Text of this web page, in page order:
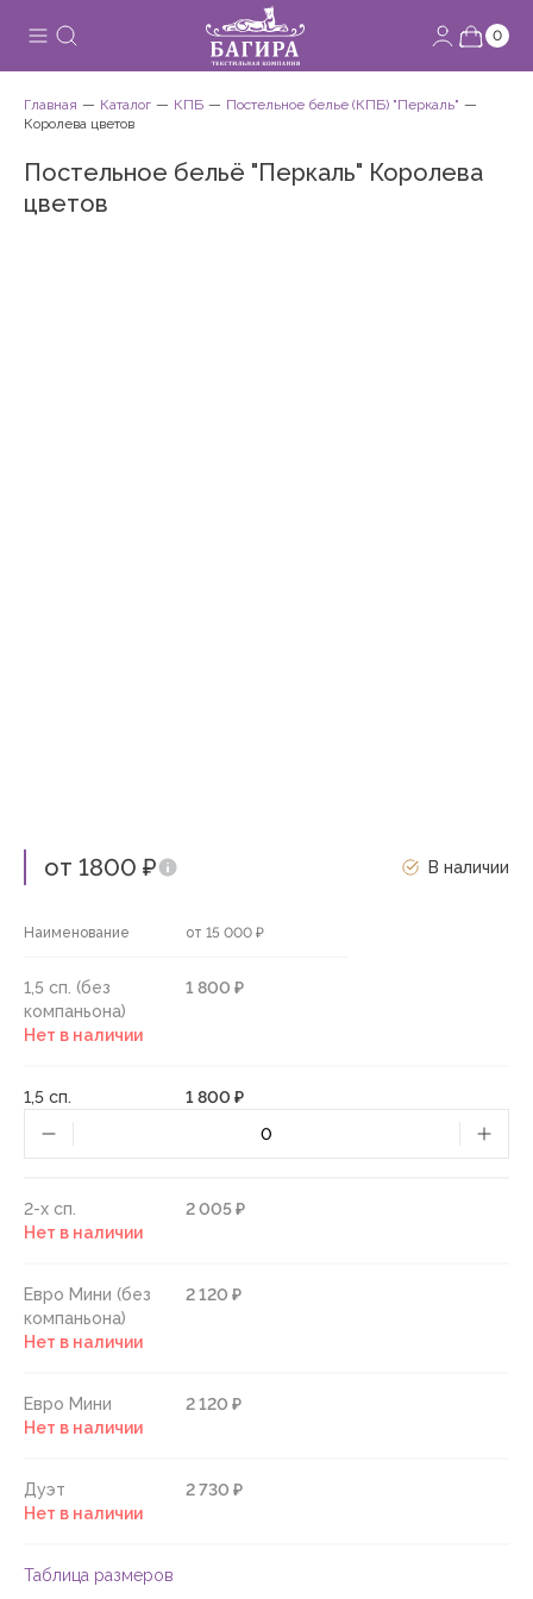
0
Главная Каталог КПБ
Постельное белье (КПБ) "Перкаль"
Королева цветов
Постельное бельё "Перкаль" Королева
цветов
от 1800 ₽ В наличии
Наименование от 15 000 ₽
1,5 сп. (без
компаньона)
1 800 ₽
Нет в наличии
1,5 сп. 1 800 ₽
2-х сп.
2 005 ₽
Нет в наличии
Евро Мини (без
компаньона)
2 120 ₽
Нет в наличии
Евро Мини
2 120 ₽
Нет в наличии
Дуэт
2 730 ₽
Нет в наличии
Таблица размеров